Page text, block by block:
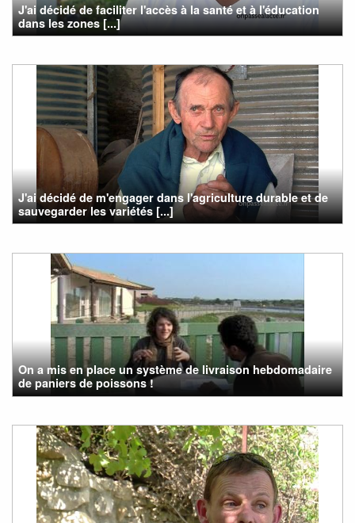
J'ai décidé de faciliter l'accès à la santé et à l'éducation
dans les zones [...]
J'ai décidé de m'engager dans l'agriculture durable et de
sauvegarder les variétés [...]
On a mis en place un système de livraison hebdomadaire
de paniers de poissons !